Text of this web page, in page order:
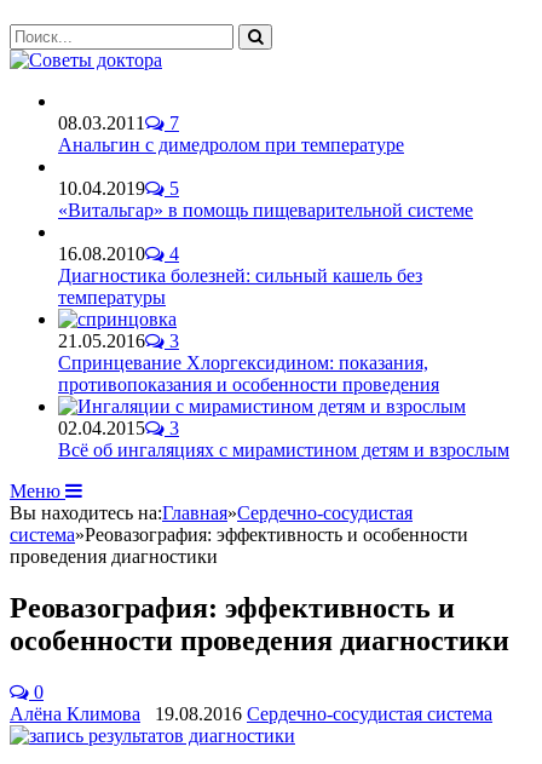
08.03.2011
7
Анальгин с димедролом при температуре
10.04.2019
5
«Витальгар» в помощь пищеварительной системе
16.08.2010
4
Диагностика болезней: сильный кашель без
температуры
21.05.2016
3
Спринцевание Хлоргексидином: показания,
противопоказания и особенности проведения
02.04.2015
3
Всё об ингаляциях с мирамистином детям и взрослым
Меню
Вы находитесь на:Главная»Сердечно-сосудистая
система»Реовазография: эффективность и особенности
проведения диагностики
Реовазография: эффективность и
особенности проведения диагностики
0
Алёна Климова
19.08.2016 Сердечно-сосудистая система